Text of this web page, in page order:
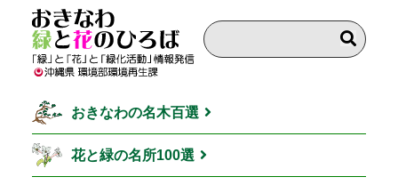
おきなわの名木百選
花と緑の名所100選